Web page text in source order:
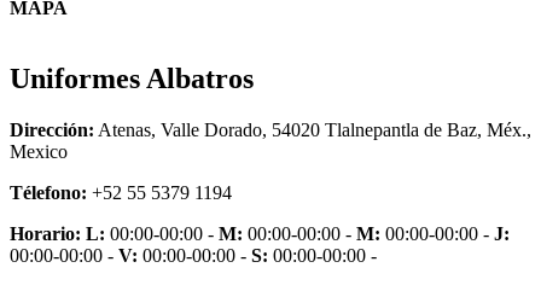
MAPA
Uniformes Albatros
Dirección: Atenas, Valle Dorado, 54020 Tlalnepantla de Baz, Méx.,
Mexico
Télefono: +52 55 5379 1194
Horario: L: 00:00-00:00 - M: 00:00-00:00 - M: 00:00-00:00 - J:
00:00-00:00 - V: 00:00-00:00 - S: 00:00-00:00 -